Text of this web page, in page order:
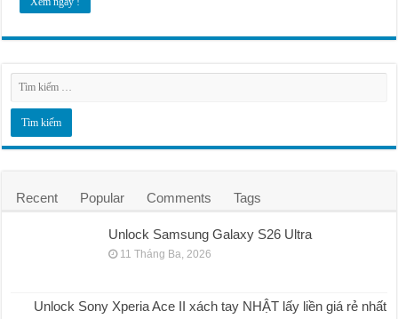
Recent Popular Comments Tags
Unlock Samsung Galaxy S26 Ultra
11 Tháng Ba, 2026
Unlock Sony Xperia Ace II xách tay NHẬT lấy liền giá rẻ nhất